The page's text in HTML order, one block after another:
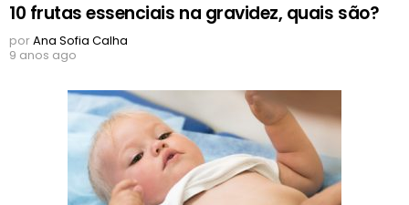
10 frutas essenciais na gravidez, quais são?
porAna Sofia Calha
9 anos ago